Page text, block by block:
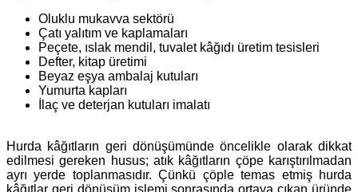
Oluklu mukavva sektörü
Çatı yalıtım ve kaplamaları
Peçete, ıslak mendil, tuvalet kâğıdı üretim tesisleri
Defter, kitap üretimi
Beyaz eşya ambalaj kutuları
Yumurta kapları
İlaç ve deterjan kutuları imalatı
Hurda kâğıtların geri dönüşümünde öncelikle olarak dikkat
edilmesi gereken husus; atık kâğıtların çöpe karıştırılmadan
ayrı yerde toplanmasıdır. Çünkü çöple temas etmiş hurda